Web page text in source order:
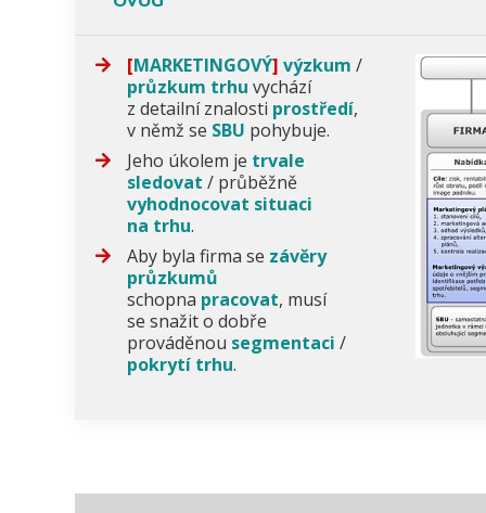
[MARKETINGOVÝ] výzkum /
průzkum trhu vychází
z detailní znalosti prostředí,
v němž se SBU pohybuje.
Jeho úkolem je trvale
sledovat / průběžně
vyhodnocovat situaci
na trhu.
Aby byla firma se závěry
průzkumů
schopna pracovat, musí
se snažit o dobře
prováděnou segmentaci /
pokrytí trhu.